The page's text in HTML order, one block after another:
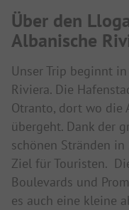
Über den
Albanische
Unser Trip beginnt
Riviera. Die
Otranto, dort wo die
übergeht. Dank der
schönen Stränden
Ziel für Touristen.
Boulevards und
es auch eine kleine